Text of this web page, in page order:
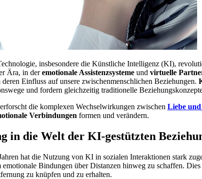
insbesondere die Künstliche Intelligenz (KI),
Ära, in deremotionale Assistenzsysteme und virtuelle
deren Einfluss auf unsere zwischenmenschlichen Beziehungen.
und fordern gleichzeitig traditionelle
die komplexen Wechselwirkungen zwischen Liebe
Verbindungen formen und verändern.
in die Welt der KI-gestützten
hat die Nutzung von KI in sozialen Interaktionen stark
Bindungen über Distanzen hinweg zu schaffen.
zu knüpfen und zu erhalten.